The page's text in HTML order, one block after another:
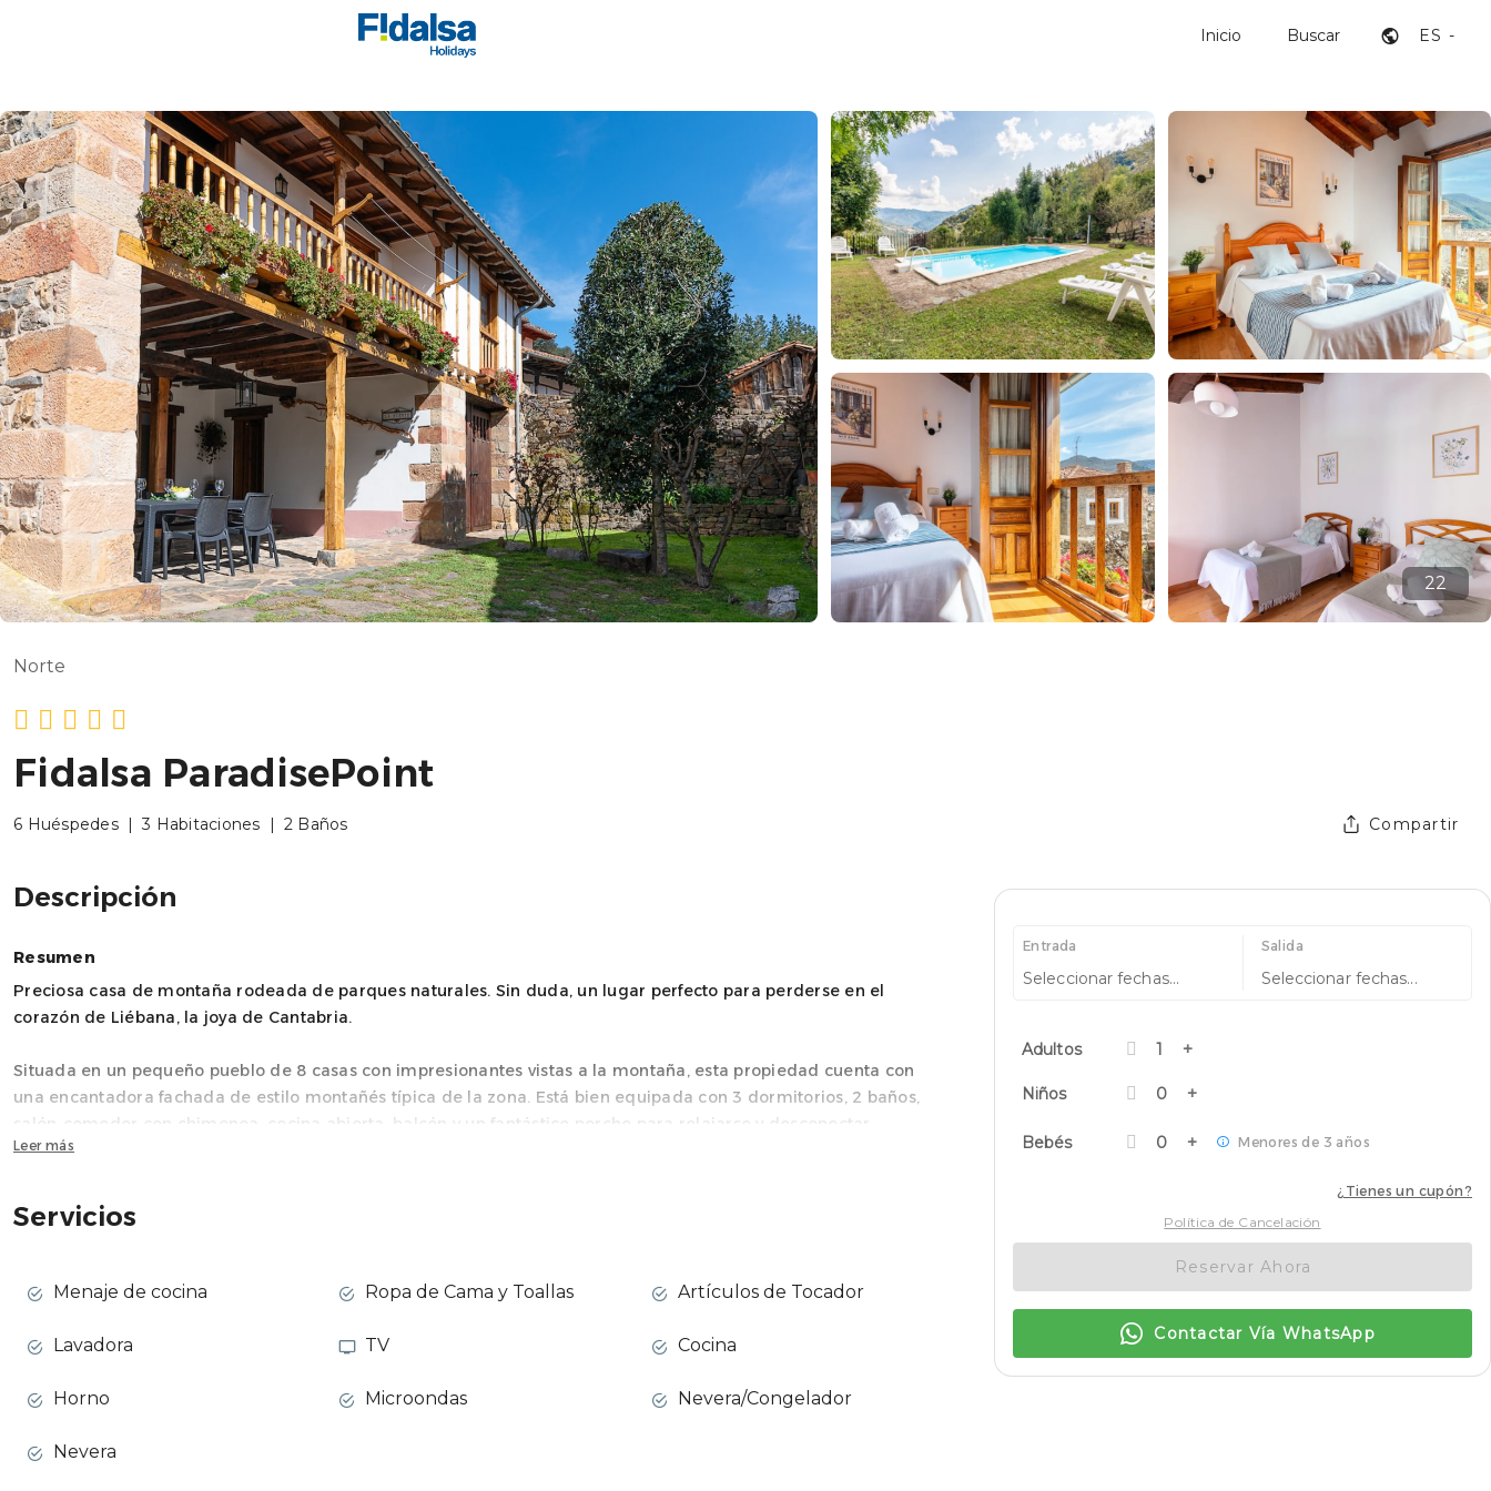
Inicio Buscar ES -
22
Norte
Fidalsa ParadisePoint
6 Huéspedes | 3 Habitaciones | 2 Baños Compartir
Descripción
Resumen
Preciosa casa de montaña rodeada de parques naturales. Sin duda, un lugar perfecto para perderse en el
corazón de Liébana, la joya de Cantabria.
Situada en un pequeño pueblo de 8 casas con impresionantes vistas a la montaña, esta propiedad cuenta con
una encantadora fachada de estilo montañés típica de la zona. Está bien equipada con 3 dormitorios, 2 baños,
salón-comedor con chimenea, cocina abierta, balcón y un fantástico porche para relajarse y desconectar.
buscan disfrutar de la naturaleza y el aire libre. La propiedad incluye una zona exterior de aproximadamente 150
m², con porche cubierto y pequeño jardín con fuente.
Las vistas desde cualquier lugar del pueblo son maravillosas, especialmente las de la piscina, situada a solo 20
Espacio
Planta baja: Un dormitorio doble y un baño.
Leer más
Servicios
Menaje de cocina Ropa de Cama y Toallas Artículos de Tocador
Lavadora TV Cocina
Horno Microondas Nevera/Congelador
Nevera
Entrada
Seleccionar fechas...
Salida
Seleccionar fechas...
Adultos 1
Niños 0
Bebés 0 Menores de 3 años
¿Tienes un cupón?
Política de Cancelación
Reservar Ahora
Contactar Vía WhatsApp